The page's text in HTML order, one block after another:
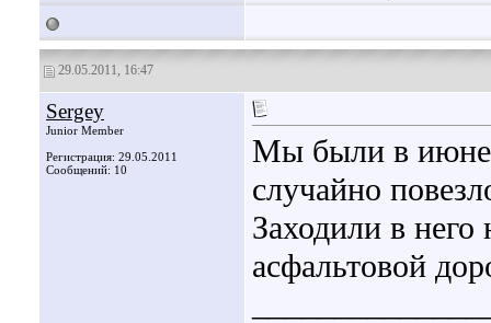
29.05.2011, 16:47
Sergey
Junior Member
Регистрация: 29.05.2011
Сообщений: 10
Мы были в июне
случайно
Заходили в него
асфальтовой